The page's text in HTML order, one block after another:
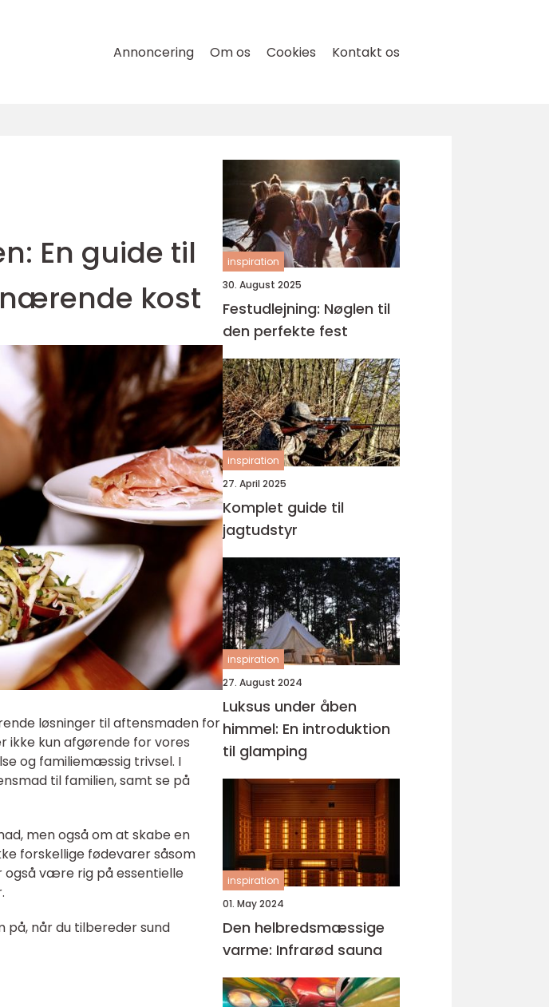
Annoncering Om os Cookies Kontakt os
En guide til
kost
løsninger til aftensmaden for
ikke kun afgørende for vores
og familiemæssig trivsel. I
til familien, samt se på
men også om at skabe en
forskellige fødevarer såsom
også være rig på essentielle
når du tilbereder sund
inspiration
30. August 2025
Festudlejning: Nøglen til
den perfekte fest
inspiration
27. April 2025
Komplet guide til
jagtudstyr
inspiration
27. August 2024
Luksus under åben
himmel: En introduktion
til glamping
inspiration
01. May 2024
Den helbredsmæssige
varme: Infrarød sauna